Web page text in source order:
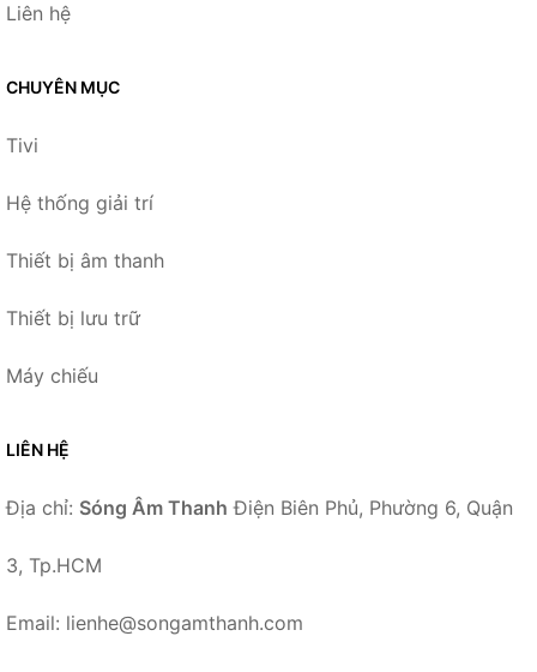
Liên hệ
CHUYÊN MỤC
Tivi
Hệ thống giải trí
Thiết bị âm thanh
Thiết bị lưu trữ
Máy chiếu
LIÊN HỆ
Địa chỉ: Sóng Âm Thanh Điện Biên Phủ, Phường 6, Quận
3, Tp.HCM
Email: lienhe@songamthanh.com